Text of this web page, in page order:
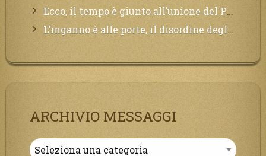
Ecco, il tempo è giunto all’unione del Padre con il figlio, non avete che da attendere pochissimo.
L’inganno è alle porte, il disordine degli ordinati urlerà perdono, ma sarà troppo tardi, il tradimento è stato grande!
ARCHIVIO MESSAGGI
Archivio